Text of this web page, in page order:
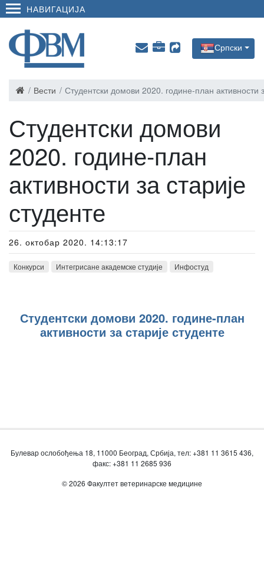
НАВИГАЦИЈА
Српски
Вести Студентски домови 2020. године-план активности
Студентски домови
2020. године-план
активности за старије
студенте
26. октобар 2020. 14:13:17
Конкурси Интегрисане академске студије Инфостуд
Студентски домови 2020. године-план
активности за старије студенте
Булевар ослобођења 18, 11000 Београд, Србија, тел: +381 11 3615 436,
факс: +381 11 2685 936
© 2026 Факултет ветеринарске медицине